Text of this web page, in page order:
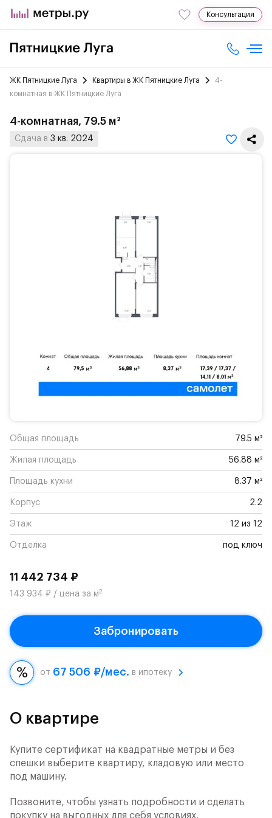
Консультация
ЖК Пятницкие Луга Квартиры в ЖК Пятницкие Луга
4-
комнатная в ЖК Пятницкие Луга
4-комнатная, 79.5 м²
Сдача в 3 кв. 2024
Общая площадь 79.5 м²
Жилая площадь 56.88 м²
Площадь кухни 8.37 м²
Корпус 2.2
Этаж 12 из 12
Отделка под ключ
11 442 734 ₽
143 934 ₽ / цена за м2
Забронировать
от 67 506 ₽/мес. в ипотеку
О квартире
Купите сертификат на квадратные метры и без
спешки выберите квартиру, кладовую или место
под машину.
Позвоните, чтобы узнать подробности и сделать
покупку на выгодных для себя условиях.